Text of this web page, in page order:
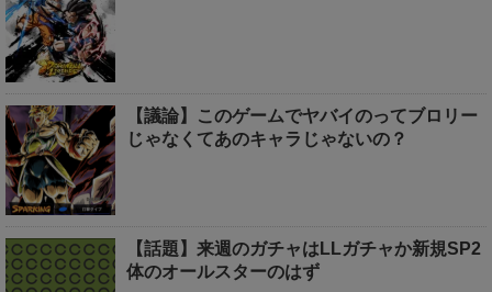
【議論】このゲームでヤバイのってブロリー
じゃなくてあのキャラじゃないの？
【話題】来週のガチャはLLガチャか新規SP2
体のオールスターのはず